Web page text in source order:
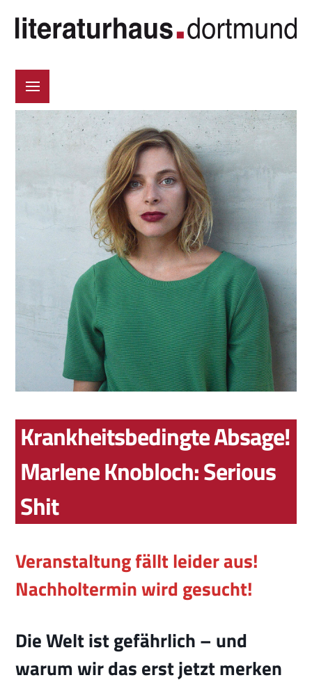
Krankheitsbedingte Absage!
Marlene Knobloch: Serious
Shit
Veranstaltung fällt leider aus!
Nachholtermin wird gesucht!
Die Welt ist gefährlich – und
warum wir das erst jetzt merken